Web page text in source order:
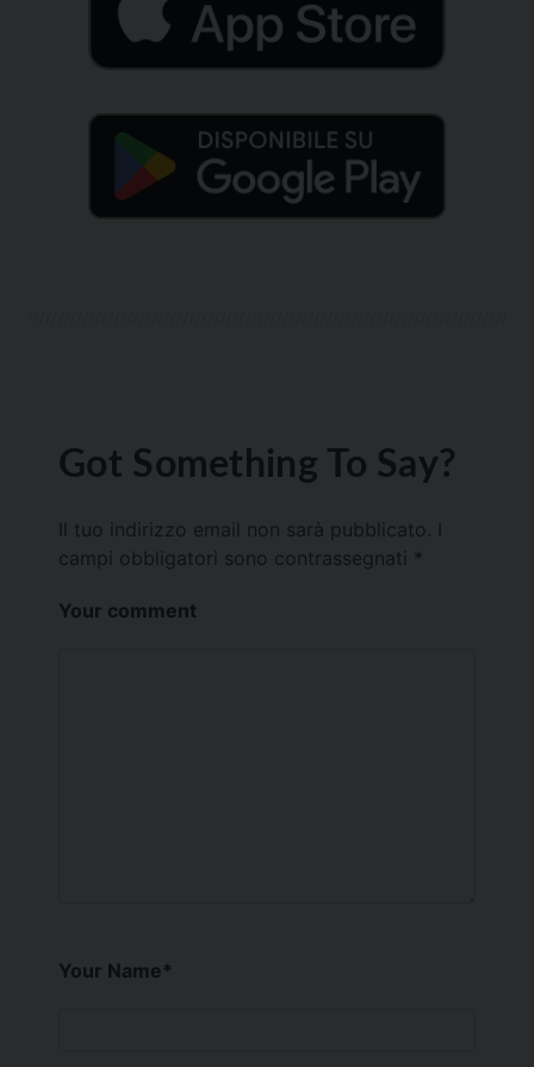
Got Something To Say?
Il tuo indirizzo email non sarà pubblicato.
campi obbligatori sono contrassegnati *
Your comment
Your Name*